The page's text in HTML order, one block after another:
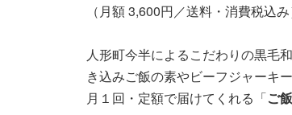
（月額 3,600円／送料・消費税込み
人形町今半によるこだわりの黒毛
き込みご飯の素やビーフジャーキ
月１回・定額で届けてくれる「ご